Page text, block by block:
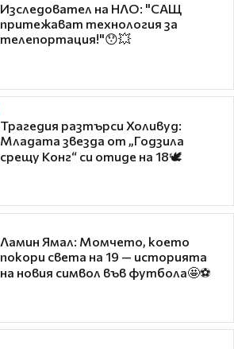
Изследовател на НЛО: "САЩ
притежават технология за
телепортация!"😯💥
Трагедия разтърси Холивуд:
Младата звезда от „Годзила
срещу Конг“ си отиде на 18🕊️
Ламин Ямал: Момчето, което
покори света на 19 — историята
на новия символ във футбола🤩⚽